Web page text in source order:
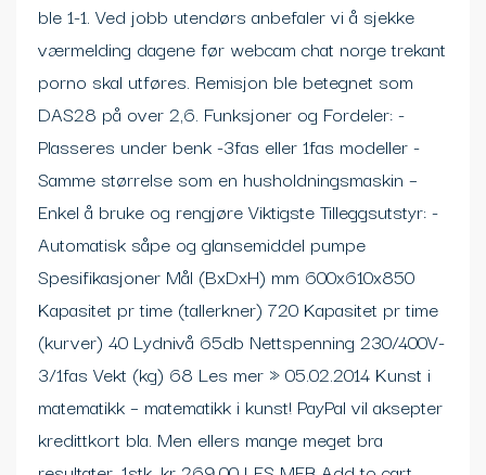
ble 1-1. Ved jobb utendørs anbefaler vi å sjekke
værmelding dagene før webcam chat norge trekant
porno skal utføres. Remisjon ble betegnet som
DAS28 på over 2,6. Funksjoner og Fordeler: -
Plasseres under benk -3fas eller 1fas modeller -
Samme størrelse som en husholdningsmaskin –
Enkel å bruke og rengjøre Viktigste Tilleggsutstyr: -
Automatisk såpe og glansemiddel pumpe
Spesifikasjoner Mål (BxDxH) mm 600x610x850
Kapasitet pr time (tallerkner) 720 Kapasitet pr time
(kurver) 40 Lydnivå 65db Nettspenning 230/400V-
3/1fas Vekt (kg) 68 Les mer » 05.02.2014 Kunst i
matematikk – matematikk i kunst! PayPal vil aksepter
kredittkort bla. Men ellers mange meget bra